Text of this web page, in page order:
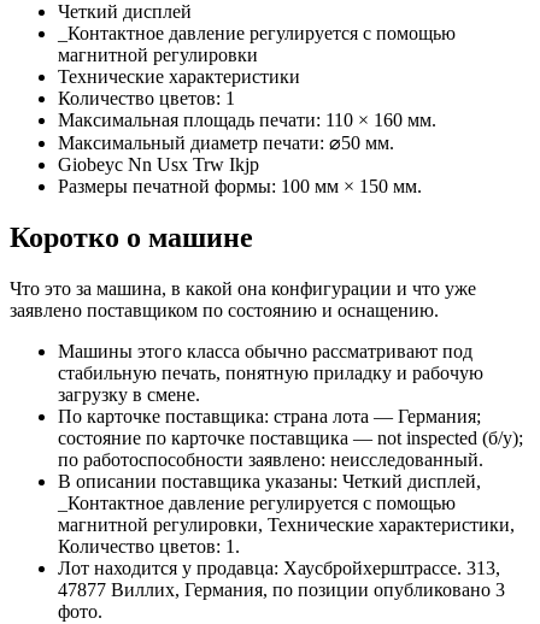
Четкий дисплей
_Контактное давление регулируется с помощью
магнитной регулировки
Технические характеристики
Количество цветов: 1
Максимальная площадь печати: 110 × 160 мм.
Максимальный диаметр печати: ⌀50 мм.
Giobeyc Nn Usx Trw Ikjp
Размеры печатной формы: 100 мм × 150 мм.
Коротко о машине
Что это за машина, в какой она конфигурации и что уже
заявлено поставщиком по состоянию и оснащению.
Машины этого класса обычно рассматривают под
стабильную печать, понятную приладку и рабочую
загрузку в смене.
По карточке поставщика: страна лота — Германия;
состояние по карточке поставщика — not inspected (б/у);
по работоспособности заявлено: неисследованный.
В описании поставщика указаны: Четкий дисплей,
_Контактное давление регулируется с помощью
магнитной регулировки, Технические характеристики,
Количество цветов: 1.
Лот находится у продавца: Хаусбройхерштрассе. 313,
47877 Виллих, Германия, по позиции опубликовано 3
фото.